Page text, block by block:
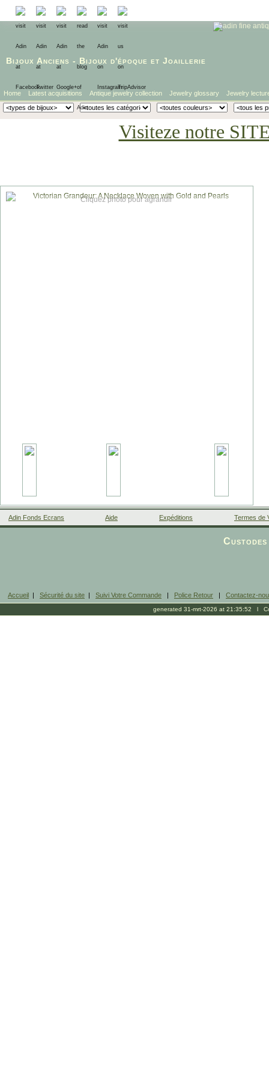
Bijoux Anciens - Bijoux d'époque et Joaillerie
Home Latest acquisitions Antique jewelry collection Jewelry glossary Jewelry
Visiteze notre
Cliquez photo pour agrandir
Adin Fonds Ecrans Aide Expéditions Termes de
Accueil | Sécurité du site | Suivi Votre Commande | Police Retour | Contactez-
generated 31-mrt-2026 at 21:35:52 l